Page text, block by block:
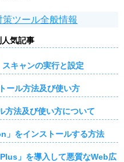
ツール全般情報
気記事
キャンの実行と設定
ール方法及び使い方
方法及び使い方について
」をインストールする方法
」を導入して悪質なWeb広